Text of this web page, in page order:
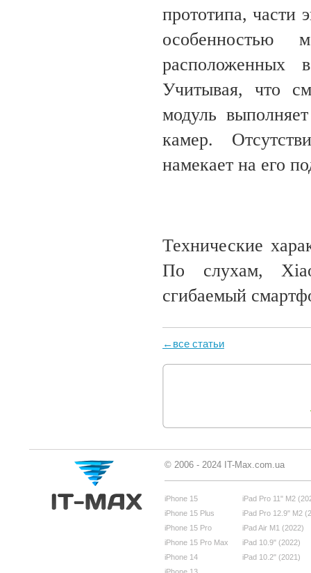
прототипа, части
особенностью
расположенных
Учитывая, что
модуль
камер.
намекает на его
Технические
По слухам,
сгибаемый
←все статьи
© 2006 - 2024 IT-Max.com.ua
iPhone 15
iPhone 15 Plus
iPhone 15 Pro
iPhone 15 Pro Max
iPhone 14
iPad Pro 11" M2
iPad Pro 12.9" M2
iPad Air M1 (2022)
iPad 10.9" (2022)
iPad 10.2" (2021)